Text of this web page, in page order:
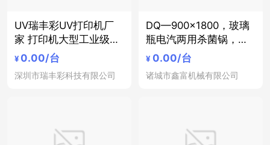
UV瑞丰彩UV打印机厂
家 打印机大型工业级圆
柱体保温杯玻璃瓶亚克
力标牌图案定制印刷机
¥ 0.00/台
深圳市瑞丰彩科技有限公司
DQ—900x1800，玻璃
瓶电汽两用杀菌锅，豆
奶电汽两用杀菌锅
¥ 0.00/台
诸城市鑫富机械有限公司